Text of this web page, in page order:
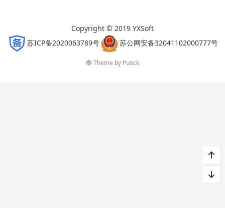
Copyright © 2019 YXSoft
苏ICP备2020063789号
苏公网安备32041102000777号
Theme by Puock